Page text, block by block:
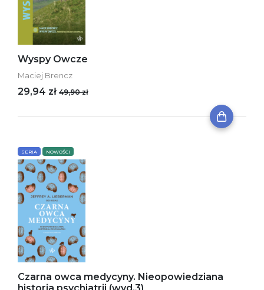
Wyspy Owcze
Maciej Brencz
29,94 zł 49,90 zł
SERIA NOWOŚCI
Czarna owca medycyny. Nieopowiedziana